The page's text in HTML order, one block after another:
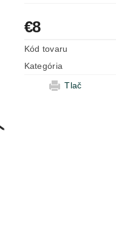
€8
Kód tovaru
Kategória
Tlač